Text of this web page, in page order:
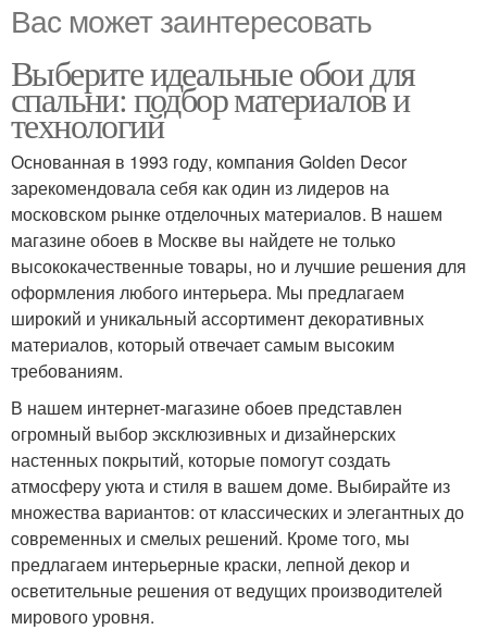
Вас может заинтересовать
Выберите идеальные обои для
спальни: подбор материалов и
технологий
Основанная в 1993 году, компания Golden Decor
зарекомендовала себя как один из лидеров на
московском рынке отделочных материалов. В нашем
магазине обоев в Москве вы найдете не только
высококачественные товары, но и лучшие решения для
оформления любого интерьера. Мы предлагаем
широкий и уникальный ассортимент декоративных
материалов, который отвечает самым высоким
требованиям.
В нашем интернет-магазине обоев представлен
огромный выбор эксклюзивных и дизайнерских
настенных покрытий, которые помогут создать
атмосферу уюта и стиля в вашем доме. Выбирайте из
множества вариантов: от классических и элегантных до
современных и смелых решений. Кроме того, мы
предлагаем интерьерные краски, лепной декор и
осветительные решения от ведущих производителей
мирового уровня.